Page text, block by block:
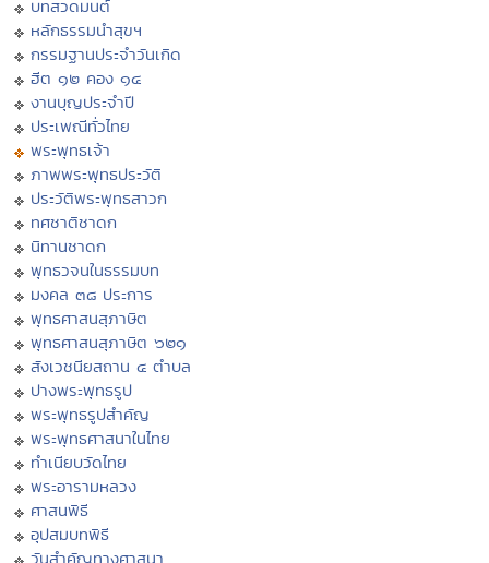
บทสวดมนต์
หลักธรรมนำสุขฯ
กรรมฐานประจำวันเกิด
ฮีต ๑๒ คอง ๑๔
งานบุญประจำปี
ประเพณีทั่วไทย
พระพุทธเจ้า
ภาพพระพุทธประวัติ
ประวัติพระพุทธสาวก
ทศชาติชาดก
นิทานชาดก
พุทธวจนในธรรมบท
มงคล ๓๘ ประการ
พุทธศาสนสุภาษิต
พุทธศาสนสุภาษิต ๖๒๑
สังเวชนียสถาน ๔ ตำบล
ปางพระพุทธรูป
พระพุทธรูปสำคัญ
พระพุทธศาสนาในไทย
ทำเนียบวัดไทย
พระอารามหลวง
ศาสนพิธี
อุปสมบทพิธี